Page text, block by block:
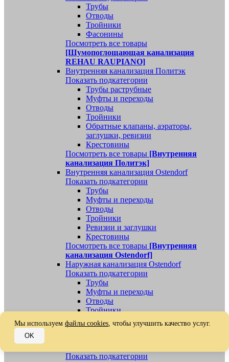
Трубы
Отводы
Тройники
Фасонины
Посмотреть все товары
[Шумопоглощающая канализация
REHAU RAUPIANO]
Внутренняя канализация Политэк
Показать подкатегории
Трубы раструбные
Муфты и переходы
Отводы
Тройники
Обратные клапаны, аэраторы,
заглушки, ревизии
Крестовины
Посмотреть все товары [Внутренняя
канализация Политэк]
Внутренняя канализация Ostendorf
Показать подкатегории
Трубы
Муфты и переходы
Отводы
Тройники
Ревизии и заглушки
Крестовины
Посмотреть все товары [Внутренняя
канализация Ostendorf]
Наружная канализация Ostendorf
Показать подкатегории
Трубы
Муфты и переходы
Отводы
Тройники
Ревизии, заглушки, обратные клапаны
Посмотреть все товары[Наружная
Показать подкатегории
Мы используем файлы cookies, чтобы улучшить качество услуг.
OK